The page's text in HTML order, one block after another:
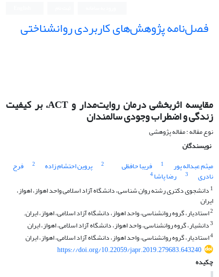
فصل‌نامه پژوهش‌های کاربردی روانشناختی
مقایسه اثربخشی درمان روایت‌مدار و ACT، بر کیفیت
زندگی و اضطراب وجودی سالمندان
نوع مقاله : مقاله پژوهشی
نویسندگان
میثم عبداله پور
1 فریبا حافظی 2 پروین احتشام زاده 2 فرح
نادری 3 رضا پاشا4
1 دانشجوی دکتری رشته روان شناسی، دانشگاه آزاد اسلامی واحد اهواز، اهواز،
ایران
2استادیار، گروه روانشناسی، واحد اهواز، دانشگاه آزاد اسلامی، اهواز، ایران.
3دانشیار، گروه روانشناسی، واحد اهواز، دانشگاه آزاد اسلامی، اهواز، ایران
4استادیار، گروه روانشناسی، واحد اهواز، دانشگاه آزاد اسلامی، اهواز، ایران
https://doi.org/10.22059/japr.2019.279683.643240
چکیده